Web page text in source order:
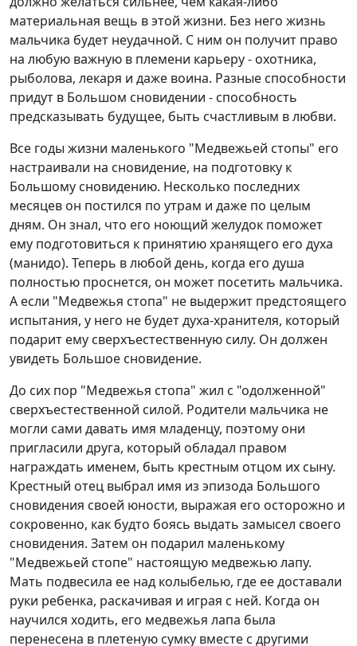
материальная вещь в этой жизни. Без него жизнь
мальчика будет неудачной. С ним он получит право
на любую важную в племени карьеру - охотника,
рыболова, лекаря и даже воина. Разные способности
придут в Большом сновидении - способность
предсказывать будущее, быть счастливым в любви.
Все годы жизни маленького "Медвежьей стопы" его
настраивали на сновидение, на подготовку к
Большому сновидению. Несколько последних
месяцев он постился по утрам и даже по целым
дням. Он знал, что его ноющий желудок поможет
ему подготовиться к принятию хранящего его духа
(манидо). Теперь в любой день, когда его душа
полностью проснется, он может посетить мальчика.
А если "Медвежья стопа" не выдержит предстоящего
испытания, у него не будет духа-хранителя, который
подарит ему сверхъестественную силу. Он должен
увидеть Большое сновидение.
До сих пор "Медвежья стопа" жил с "одолженной"
сверхъестественной силой. Родители мальчика не
могли сами давать имя младенцу, поэтому они
пригласили друга, который обладал правом
награждать именем, быть крестным отцом их сыну.
Крестный отец выбрал имя из эпизода Большого
сновидения своей юности, выражая его осторожно и
сокровенно, как будто боясь выдать замысел своего
сновидения. Затем он подарил маленькому
"Медвежьей стопе" настоящую медвежью лапу.
Мать подвесила ее над колыбелью, где ее доставали
руки ребенка, раскачивая и играя с ней. Когда он
научился ходить, его медвежья лапа была
перенесена в плетеную сумку вместе с другими